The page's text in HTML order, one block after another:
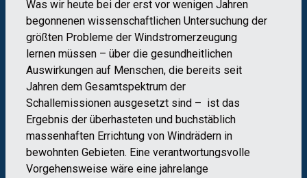
Was wir heute bei der erst vor wenigen Jahren
begonnenen wissenschaftlichen Untersuchung der
größten Probleme der Windstromerzeugung
lernen müssen – über die gesundheitlichen
Auswirkungen auf Menschen, die bereits seit
Jahren dem Gesamtspektrum der
Schallemissionen ausgesetzt sind – ist das
Ergebnis der überhasteten und buchstäblich
massenhaften Errichtung von Windrädern in
bewohnten Gebieten. Eine verantwortungsvolle
Vorgehensweise wäre eine jahrelange